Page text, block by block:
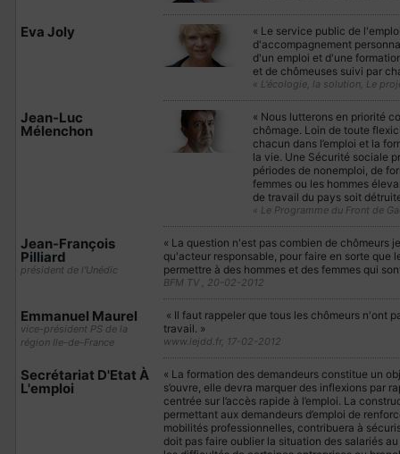
Eva Joly
« Le service public de
d'accompagnement
d'un emploi et d'une
et de chômeuses suivi par
« L'écologie, la solution, Le
Jean-Luc
Mélenchon
« Nous lutterons en priorité
chômage. Loin de toute
chacun dans l’emploi et la
la vie. Une Sécurité sociale
périodes de nonemploi, de
femmes ou les hommes
de travail du pays soit
« Le Programme du Front de
Jean-François
Pilliard
président de l'Unédic
« La question n'est pas combien de
qu'acteur responsable, pour faire en sorte que
permettre à des hommes et des femmes qui
BFM TV , 20-02-2012
Emmanuel Maurel
vice-président PS de la
région Ile-de-France
« Il faut rappeler que tous les chômeurs n'ont
travail. »
www.lejdd.fr, 17-02-2012
Secrétariat D'Etat À
L'emploi
« La formation des demandeurs constitue un
s’ouvre, elle devra marquer des inflexions par
centrée sur l’accès rapide à l’emploi. La
permettant aux demandeurs d’emploi de
mobilités professionnelles, contribuera à
doit pas faire oublier la situation des salariés